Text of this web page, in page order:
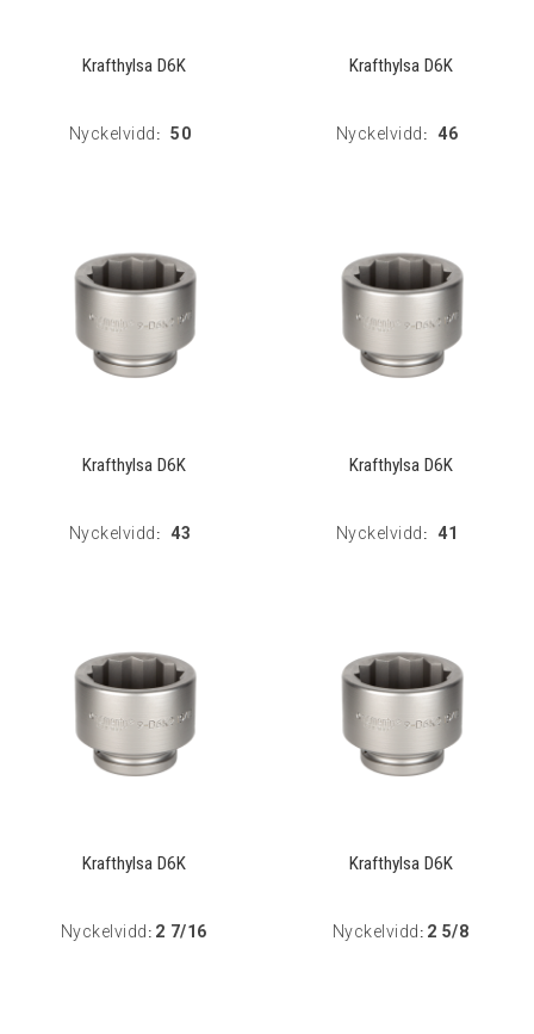
Krafthylsa D6K
Nyckelvidd : 50
Krafthylsa D6K
Nyckelvidd : 46
Krafthylsa D6K
Nyckelvidd : 43
Krafthylsa D6K
Nyckelvidd : 41
Krafthylsa D6K
Nyckelvidd : 2 7/16
Krafthylsa D6K
Nyckelvidd : 2 5/8